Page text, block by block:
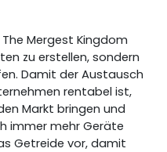
Mergest Kingdom
zu erstellen, sondern
Damit der Austausch
rentabel ist,
Markt bringen und
immer mehr Geräte
Getreide vor, damit